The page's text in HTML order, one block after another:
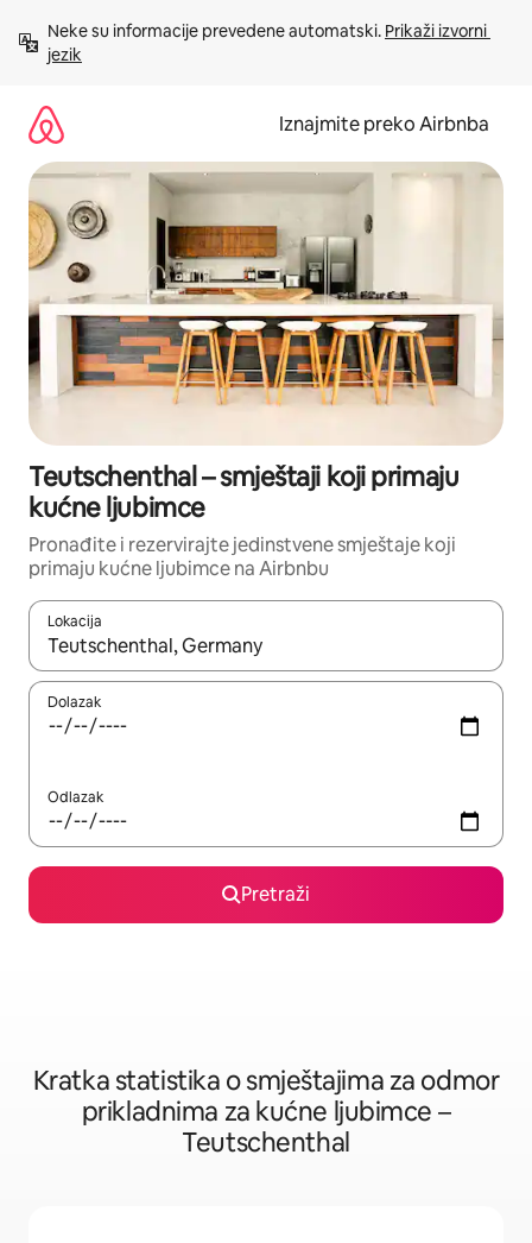
sadržaj
Neke su informacije prevedene automatski. Prikaži izvorni
jezik
Iznajmite preko Airbnba
Teutschenthal – smještaji koji primaju
kućne ljubimce
Pronađite i rezervirajte jedinstvene smještaje koji
primaju kućne ljubimce na Airbnbu
Lokacija
Kada budu dostupni rezultati, moći ćete ih pregledati
Dolazak
Odlazak
Pretraži
Kratka statistika o smještajima za odmor
prikladnima za kućne ljubimce –
Teutschenthal